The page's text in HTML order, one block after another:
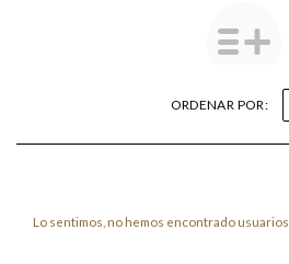
ORDENAR POR:
Lo sentimos, no hemos encontrado usuarios.